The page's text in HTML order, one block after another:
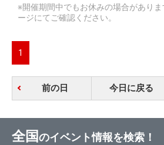
※開催期間中でもお休みの場合があり
ージにてご確認ください。
1
前の日 今日に戻る
全国のイベント情報を検索！